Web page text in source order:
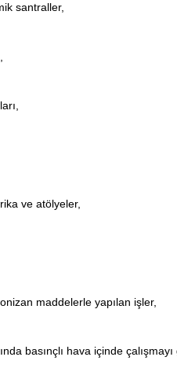
santraller,
ve atölyeler,
maddelerle yapılan işler,
basınçlı hava içinde